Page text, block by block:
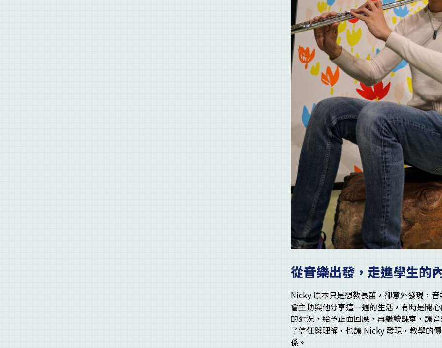
從音樂出發，走進學生的
Nicky 原本只是想教長笛，卻意外發現，
會主動與他分享這一週的生活，有時是開
的近況，給予正面回應，再繼續課堂，讓
了信任與理解，也讓 Nicky 發現，教學的
係。